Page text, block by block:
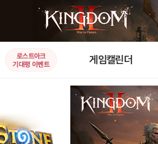
로스트아크
기대평 이벤트
게임캘린더